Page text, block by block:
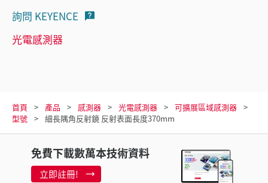
詢問 KEYENCE
光電感測器
首頁 產品 感測器 光電感測器
可擴展區域感測器
型號
細長隅角反射鏡 反射表面長度370mm
免費下載數萬本技術資料
立即註冊!